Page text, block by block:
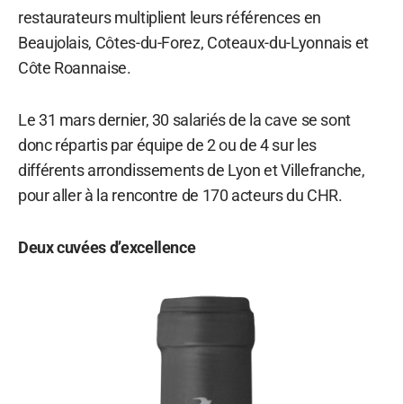
restaurateurs multiplient leurs références en
Beaujolais, Côtes-du-Forez, Coteaux-du-Lyonnais et
Côte Roannaise.
Le 31 mars dernier, 30 salariés de la cave se sont
donc répartis par équipe de 2 ou de 4 sur les
différents arrondissements de Lyon et Villefranche,
pour aller à la rencontre de 170 acteurs du CHR.
Deux cuvées d’excellence